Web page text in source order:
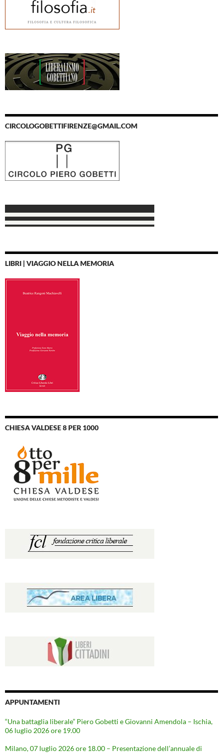
CIRCOLOGOBETTIFIRENZE@GMAIL.COM
LIBRI | VIAGGIO NELLA MEMORIA
CHIESA VALDESE 8 PER 1000
APPUNTAMENTI
“Una battaglia liberale” Piero Gobetti e Giovanni Amendola – Ischia,
06 luglio 2026 ore 19.00
Milano, 07 luglio 2026 ore 18.00 – Presentazione dell’annuale di